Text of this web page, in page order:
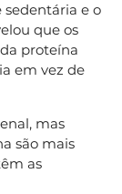
sedentária e o
que os
proteína
em vez de
mas
são mais
as